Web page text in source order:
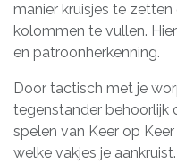
manier kruisjes te
kolommen te vullen.
en patroonherkenning.
Door tactisch met je
tegenstander behoorlijk
spelen van Keer op
welke vakjes je